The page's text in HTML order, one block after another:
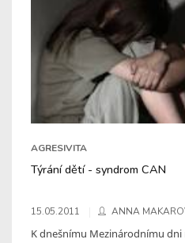
AGRESIVITA
Týrání dětí - syndrom CAN
15.05.2011 ANNA
K dnešnímu Mezinárodnímu